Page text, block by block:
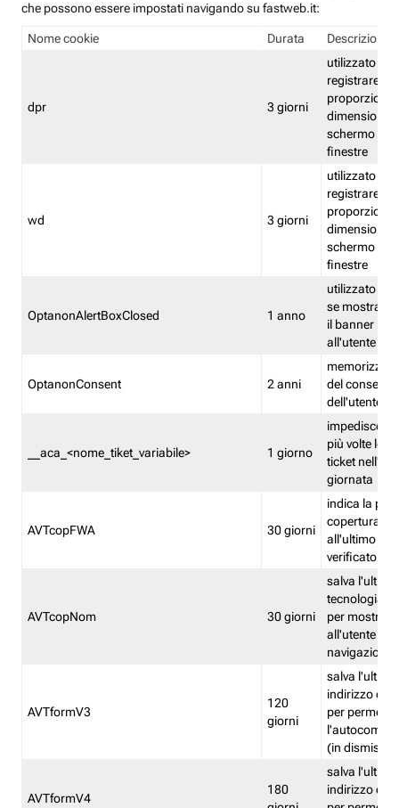
che possono essere impostati navigando su fastweb.it:
Nome cookie Durata Descrizione
dpr 3 giorni
utilizzato per
registrare le
proporzioni
dimensioni
schermo e
finestre
wd 3 giorni
utilizzato per
registrare le
proporzioni
dimensioni
schermo e
finestre
OptanonAlertBoxClosed 1 anno
utilizzato per
se mostrare
il banner
all'utente
OptanonConsent 2 anni
memorizza
del
dell'utente
__aca_<nome_tiket_variabile> 1 giorno
impedisce di
più volte lo
ticket
giornata
AVTcopFWA 30 giorni
indica la
copertura
all'ultimo
verificato
AVTcopNom 30 giorni
salva l'ultima
tecnologia
per
all'utente
navigazione
AVTformV3
120
giorni
salva l'ultimo
indirizzo di
per
(in
AVTformV4
180
salva l'ultimo
indirizzo di